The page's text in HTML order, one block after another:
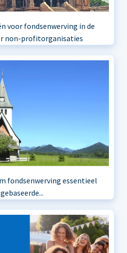
voor fondsenwerving in de
non-profitorganisaties
fondsenwerving essentieel